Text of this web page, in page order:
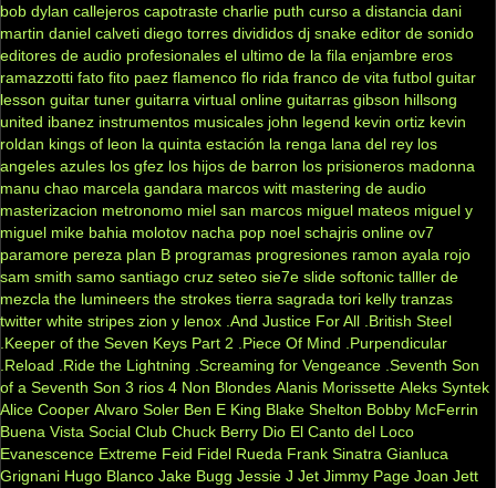
bob dylan callejeros capotraste charlie puth curso a distancia dani
martin daniel calveti diego torres divididos dj snake editor de sonido
editores de audio profesionales el ultimo de la fila enjambre eros
ramazzotti fato fito paez flamenco flo rida franco de vita futbol guitar
lesson guitar tuner guitarra virtual online guitarras gibson hillsong
united ibanez instrumentos musicales john legend kevin ortiz kevin
roldan kings of leon la quinta estación la renga lana del rey los
angeles azules los gfez los hijos de barron los prisioneros madonna
manu chao marcela gandara marcos witt mastering de audio
masterizacion metronomo miel san marcos miguel mateos miguel y
miguel mike bahia molotov nacha pop noel schajris online ov7
paramore pereza plan B programas progresiones ramon ayala rojo
sam smith samo santiago cruz seteo sie7e slide softonic talller de
mezcla the lumineers the strokes tierra sagrada tori kelly tranzas
twitter white stripes zion y lenox .And Justice For All .British Steel
.Keeper of the Seven Keys Part 2
.Piece Of Mind
.Purpendicular
.Reload
.Ride the Lightning .Screaming for Vengeance .Seventh Son
of a Seventh Son 3 rios 4 Non Blondes Alanis Morissette Aleks Syntek
Alice Cooper Alvaro Soler Ben E King Blake Shelton Bobby McFerrin
Buena Vista Social Club Chuck Berry Dio El Canto del Loco
Evanescence Extreme Feid Fidel Rueda Frank Sinatra Gianluca
Grignani Hugo Blanco Jake Bugg Jessie J Jet Jimmy Page Joan Jett